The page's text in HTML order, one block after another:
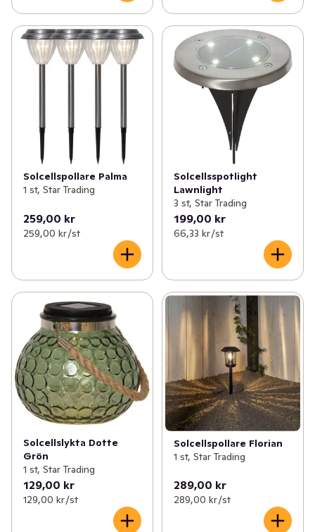
Solcellspollare Palma
1 st, Star Trading
259,00 kr
259,00 kr /st
Solcellsspotlight
Lawnlight
3 st, Star Trading
199,00 kr
66,33 kr /st
Solcellslykta Dotte
Grön
1 st, Star Trading
129,00 kr
129,00 kr /st
Solcellspollare Florian
1 st, Star Trading
289,00 kr
289,00 kr /st